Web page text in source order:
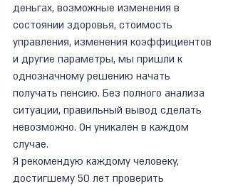
деньгах, возможные изменения в
состоянии здоровья, стоимость
управления, изменения коэффициентов
и другие параметры, мы пришли к
однозначному решению начать
получать пенсию. Без полного анализа
ситуации, правильный вывод сделать
невозможно. Он уникален в каждом
случае.
Я рекомендую каждому человеку,
достигшему 50 лет проверить